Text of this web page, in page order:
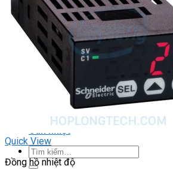
DRIVER / MOTOR STEP
ĐÈN BÁO
Đèn báo quay
Đèn báo panel tròn
Đèn báo tháp
Đèn báo khác
CHUYỂN MẠCH / NÚT NHẤN
Chuyển mạch có khóa
Công tắc dừng khẩn
Nút nhấn
Phích cắm / Ổ cắm / Công tắc
Can nhiệt
Tìm
kiếm:
Quick View
Đồng hồ nhiệt độ